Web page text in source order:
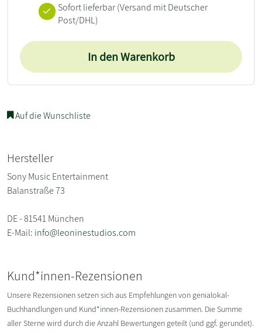
Sofort lieferbar(Versand mit Deutscher
Post/DHL)
In den Warenkorb
Auf die Wunschliste
Hersteller
Sony Music Entertainment
Balanstraße 73
DE - 81541 München
E-Mail: info@leoninestudios.com
Kund*innen-Rezensionen
Unsere Rezensionen setzen sich aus Empfehlungen von genialokal-
Buchhandlungen und Kund*innen-Rezensionen zusammen. Die Summe
aller Sterne wird durch die Anzahl Bewertungen geteilt (und ggf. gerundet).